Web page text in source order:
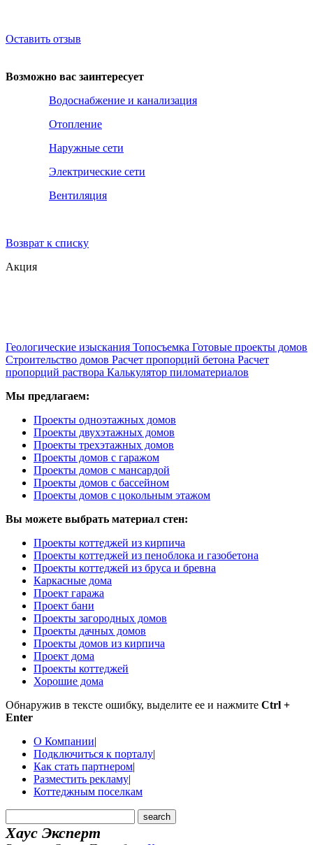
Оставить отзыв
Возможно вас заинтересует
Водоснабжение и канализация
Отопление
Наружные сети
Электрические сети
Вентиляция
Возврат к списку
Акция
Геологические изыскания Топосъемка Готовые проекты домов
Строительство домов Расчет пропорций бетона Расчет
пропорций раствора Калькулятор пиломатериалов
Мы предлагаем:
Проекты одноэтажных домов
Проекты двухэтажных домов
Проекты трехэтажных домов
Проекты домов с гаражом
Проекты домов с мансардой
Проекты домов с бассейном
Проекты домов с цокольным этажом
Вы можете выбрать материал стен:
Проекты коттеджей из кирпича
Проекты коттеджей из пеноблока и газобетона
Проекты коттеджей из бруса и бревна
Каркасные дома
Проект гаража
Проект бани
Проекты загородных домов
Проекты дачных домов
Проекты домов из кирпича
Проект дома
Проекты коттеджей
Хорошие дома
Обнаружив в тексте ошибку, выделите ее и нажмите Ctrl +
Enter
О Компании|
Подключиться к порталу|
Как стать партнером|
Разместить рекламу|
Коттеджным поселкам
Хаус Эксперт